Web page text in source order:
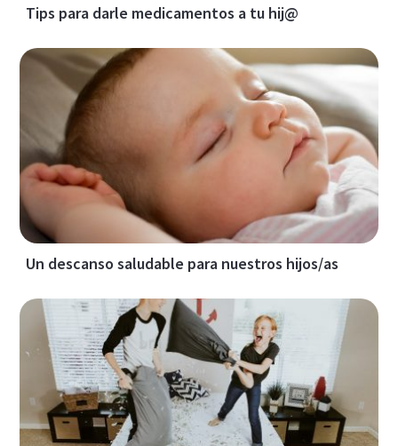
Tips para darle medicamentos a tu hij@
Un descanso saludable para nuestros hijos/as